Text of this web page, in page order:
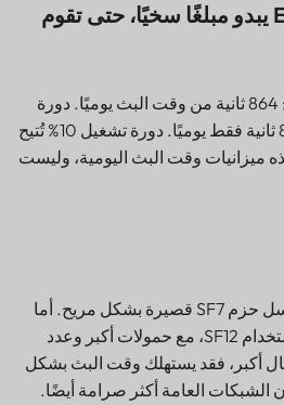
مثال EU868: 1% يبدو مبلغًا سخيًا، حتى تقوم
دورة تشغيل 1% تُتيح 864 ثانية من وقت البث يوميًا. دورة
تشغيل 0.1% تُتيح 86 ثانية فقط يوميًا. دورة تشغيل 10% تُتيح
هذه ميزانيات وقت البث اليومية، وليست
قد يتناسب جهاز يرسل حزم SF7 قصيرة بشكل مريح. أما
الجهاز نفسه عند استخدام SF12، مع حمولات أكبر وعدد
أكبر، فقد يستهلك وقت البث بشكل
الشبكات العامة أكثر صرامة أيضًا.